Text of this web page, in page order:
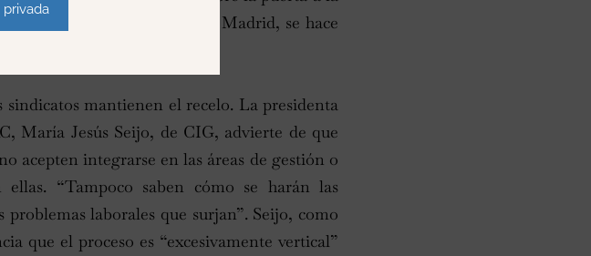
hacer de forma directa en Madrid, se hace
sindicatos mantienen el recelo. La presidenta
María Jesús Seijo, de CIG, advierte de que
acepten integrarse en las áreas de gestión o
“Tampoco saben cómo se harán las
laborales que surjan”. Seijo, como
que el proceso es “excesivamente vertical”